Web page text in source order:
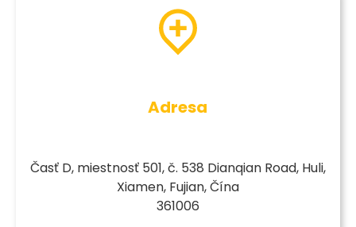
Adresa
Časť D, miestnosť 501, č. 538 Dianqian Road, Huli,
Xiamen, Fujian, Čína
361006